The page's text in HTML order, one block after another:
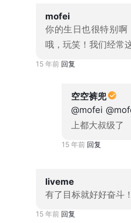
mofei
你的生日也很特别啊
哦，玩笑！我们经常
15 年前 回复
空空裤兜
@mofei
上都大叔级了
15 年前 回复
liveme
有了目标就好好奋斗！
15 年前 回复